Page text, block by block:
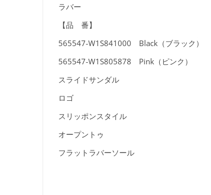
ラバー
【品 番】
565547-W1S841000 Black（ブラック）
565547-W1S805878 Pink（ピンク）
スライドサンダル
ロゴ
スリッポンスタイル
オープントゥ
フラットラバーソール